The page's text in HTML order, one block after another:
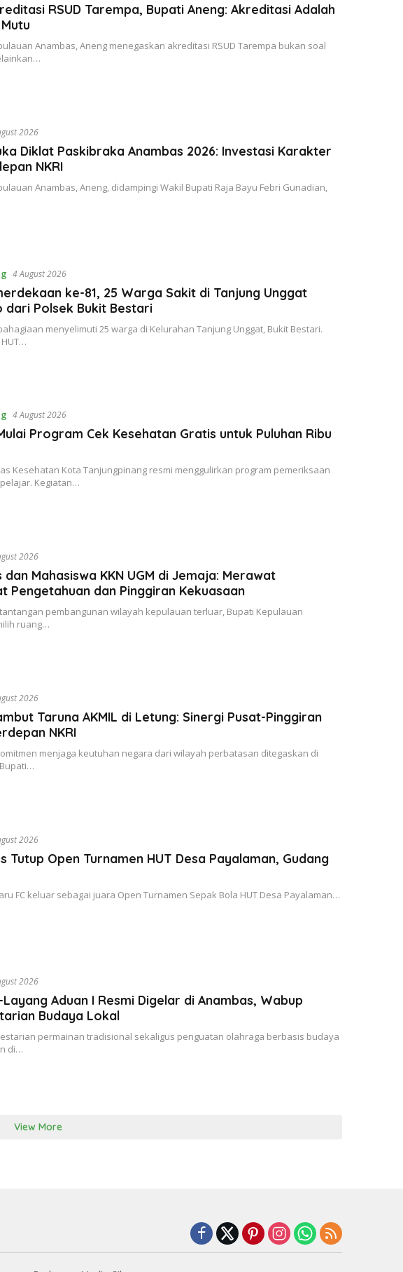
RSUD Tarempa, Bupati Aneng: Akreditasi Adalah
Anambas, Aneng menegaskan akreditasi RSUD Tarempa bukan soal
2026
Diklat Paskibraka Anambas 2026: Investasi Karakter
NKRI
Anambas, Aneng, didampingi Wakil Bupati Raja Bayu Febri Gunadian,
4 August 2026
ke-81, 25 Warga Sakit di Tanjung Unggat
dari Polsek Bukit Bestari
menyelimuti 25 warga di Kelurahan Tanjung Unggat, Bukit Bestari.
4 August 2026
Program Cek Kesehatan Gratis untuk Puluhan Ribu
Kesehatan Kota Tanjungpinang resmi menggulirkan program pemeriksaan
Kegiatan…
2026
dan Mahasiswa KKN UGM di Jemaja: Merawat
Pengetahuan dan Pinggiran Kekuasaan
tantangan pembangunan wilayah kepulauan terluar, Bupati Kepulauan
ruang…
2026
Taruna AKMIL di Letung: Sinergi Pusat-Pinggiran
NKRI
Komitmen menjaga keutuhan negara dari wilayah perbatasan ditegaskan di
2026
Tutup Open Turnamen HUT Desa Payalaman, Gudang
FC keluar sebagai juara Open Turnamen Sepak Bola HUT Desa Payalaman…
2026
Aduan I Resmi Digelar di Anambas, Wabup
Budaya Lokal
permainan tradisional sekaligus penguatan olahraga berbasis budaya
di…
View More